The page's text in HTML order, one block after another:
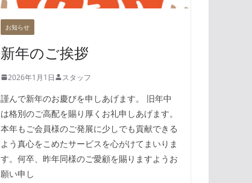
お知らせ
新年のご挨拶
2026年1月1日 スタッフ
謹んで新年のお慶びを申しあげます。 旧年中
は格別のご高配を賜り厚くお礼申しあげます。
本年もご会員様のご発展に少しでも貢献できる
よう真心をこめたサービスを心がけてまいりま
す。何卒、昨年同様のご愛顧を賜りますようお
願い申し